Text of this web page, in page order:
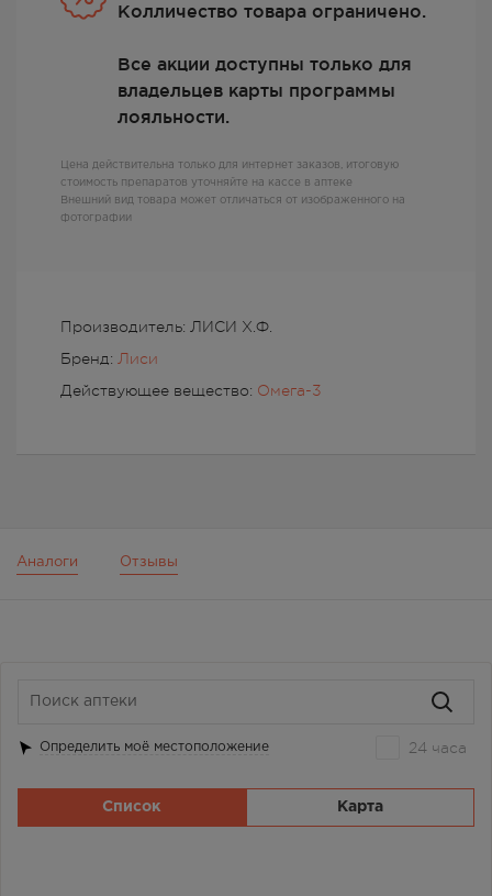
Производитель: ЛИСИ Х.Ф.
Бренд: Лиси
Действующее вещество: Омега-3
Колличество товара ограничено.
Все акции доступны только для
владельцев карты программы
лояльности.
Цена действительна только для интернет заказов, итоговую
стоимость препаратов уточняйте на кассе в аптеке
Внешний вид товара может отличаться от изображенного на
фотографии
Аналоги Отзывы
Определить моё местоположение 24 часа
Список Карта